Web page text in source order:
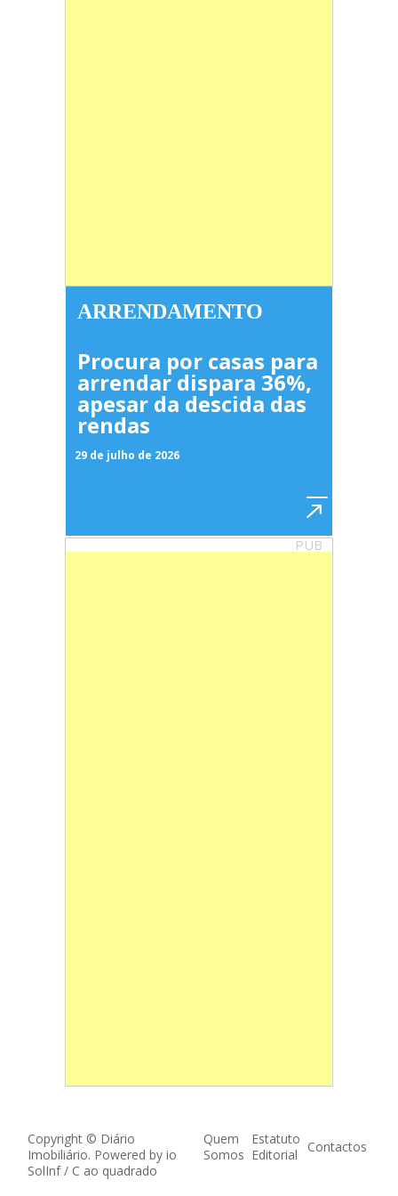
ARRENDAMENTO
Procura por casas para
arrendar dispara 36%,
apesar da descida das
rendas
29 de julho de 2026
PUB
Copyright © Diário
Imobiliário. Powered by io
SolInf/ C ao quadrado
Quem
Somos
Estatuto
Editorial
Contactos